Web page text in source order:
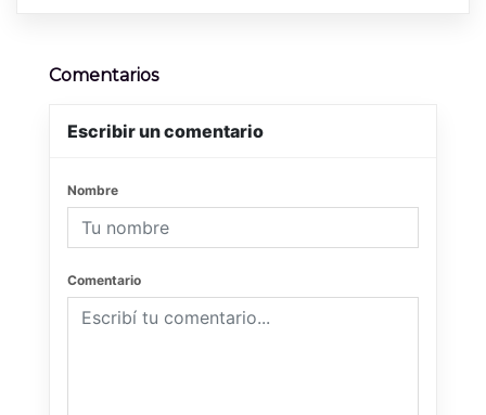
Comentarios
Escribir un comentario
Nombre
Comentario